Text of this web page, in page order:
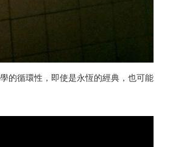
的循環性，即使是永恆的經典，也可能